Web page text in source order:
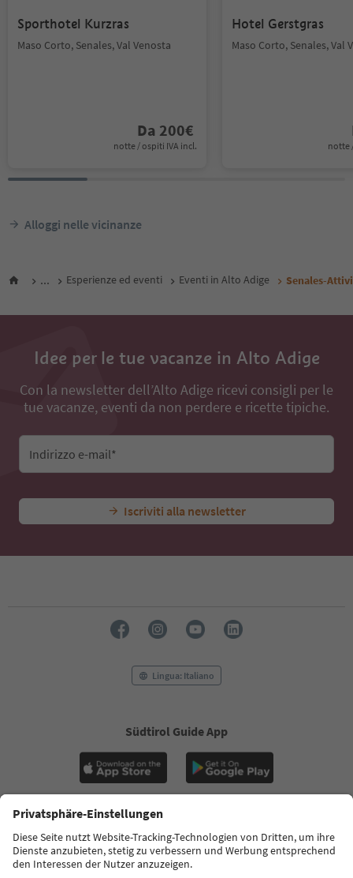
Sporthotel Kurzras
Maso Corto, Senales, Val Venosta
Da 200€
notte / ospiti IVA incl.
Hotel Gerstgras
Maso Corto, Senales, Val
notte
Alloggi nelle vicinanze
... Esperienze ed eventi Eventi in Alto Adige Senales-
Idee per le tue vacanze in Alto Adige
Con la newsletter dell’Alto Adige ricevi consigli per le
tue vacanze, eventi da non perdere e ricette tipiche.
Indirizzo e-mail*
Iscriviti alla newsletter
Lingua: Italiano
Südtirol Guide App
FAQ Contatti Press MICE
Privacy Policy
Termini e condizioni
Crediti
Cookie Policy